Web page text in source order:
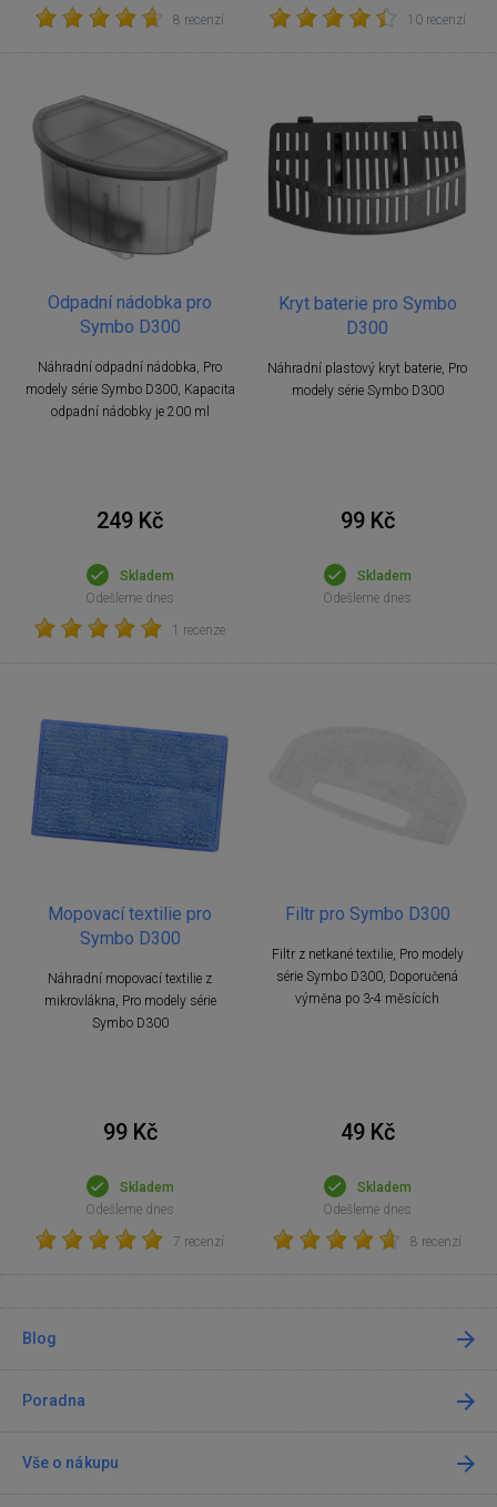
8 recenzí 10 recenzí
Odpadní nádobka pro
Symbo D300
Náhradní odpadní nádobka, Pro
modely série Symbo D300, Kapacita
odpadní nádobky je 200 ml
249 Kč
Skladem
Odešleme dnes
1 recenze
Kryt baterie pro Symbo
D300
Náhradní plastový kryt baterie, Pro
modely série Symbo D300
99 Kč
Skladem
Odešleme dnes
Mopovací textilie pro
Symbo D300
Náhradní mopovací textilie z
mikrovlákna, Pro modely série
Symbo D300
99 Kč
Skladem
Odešleme dnes
7 recenzí
Filtr pro Symbo D300
Filtr z netkané textilie, Pro modely
série Symbo D300, Doporučená
výměna po 3-4 měsících
49 Kč
Skladem
Odešleme dnes
8 recenzí
Blog
Poradna
Vše o nákupu